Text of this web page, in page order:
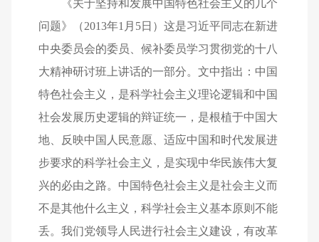
《关于坚持和发展中国特色社会主义的几个
问题》（2013年1月5日）这是习近平同志在新进
中央委员会的委员、候补委员学习贯彻党的十八
大精神研讨班上讲话的一部分。文中指出：中国
特色社会主义，是科学社会主义理论逻辑和中国
社会发展历史逻辑的辩证统一，是根植于中国大
地、反映中国人民意愿、适应中国和时代发展进
步要求的科学社会主义，是实现中华民族伟大复
兴的必由之路。中国特色社会主义是社会主义而
不是其他什么主义，科学社会主义基本原则不能
丢。我们党领导人民进行社会主义建设，有改革